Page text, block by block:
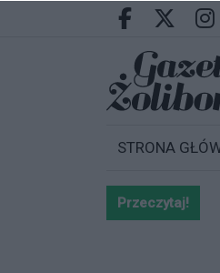
Przejdź do głównych treści
Przejdź do wyszukiwarki
Przejdź do głównego menu
X.com
STRONA
Przeczytaj!